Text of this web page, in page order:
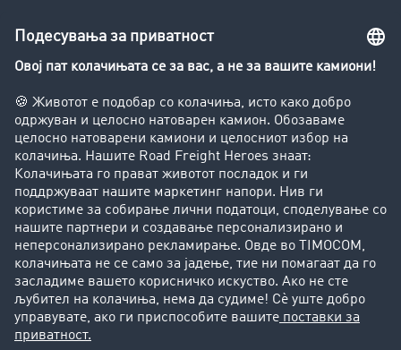
Увид во транспортната берза
Забрани за возење на камиони
Фирма
Преку клиенти до нови клиенти
Успешни приказни
Поддршка
Поддршка